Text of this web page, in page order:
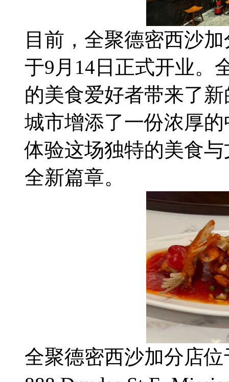
目前，全聚德密西沙
于9月14日正式开业。
的美食爱好者带来了
城市增添了一份浓厚
体验这场独特的美食
全新篇章。
全聚德密西沙加分店